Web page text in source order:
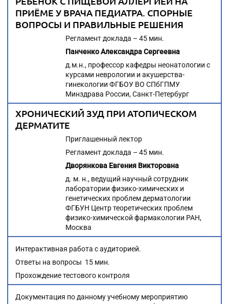
ПРИЁМЕ У ВРАЧА ПЕДИАТРА. СПОРНЫЕ
ВОПРОСЫ И ПРАВИЛЬНЫЕ РЕШЕНИЯ
Регламент доклада – 45 мин.
Панченко Александра Сергеевна
д.м.н., профессор кафедры неонатологии с
курсами неврологии и акушерства-
гинекологии ФГБОУ ВО СПбГПМУ
Минздрава России, Санкт-Петербург
ХРОНИЧЕСКИЙ ЗУД ПРИ АТОПИЧЕСКОМ
ДЕРМАТИТЕ
Приглашенный лектор
Регламент доклада – 45 мин.
Дворянкова Евгения Викторовна
д. м. н., ведущий научный сотрудник
лаборатории физико-химических и
генетических проблем дерматологии
ФГБУН Центр теоретических проблем
физико-химической фармакологии РАН,
Москва
Интерактивная работа с аудиторией.
Ответы на вопросы 15 мин.
Прохождение тестового контроля
Документация по данному учебному мероприятию